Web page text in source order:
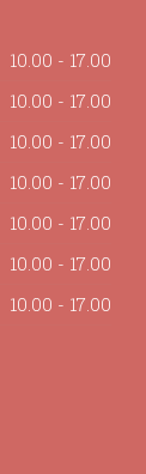
10.00 - 17.00
10.00 - 17.00
10.00 - 17.00
10.00 - 17.00
10.00 - 17.00
10.00 - 17.00
10.00 - 17.00